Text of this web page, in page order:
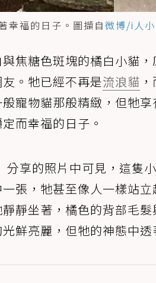
幸福的日子。圖擷自微博/i人小
焦糖色斑塊的橘白小貓
。牠已經不再是流浪貓
寵物貓那般精緻，但牠
而幸福的日子。
分享的照片中可見，這隻
張，牠甚至像人一樣站
靜坐著，橘色的背部毛
鮮亮麗，但牠的神態中